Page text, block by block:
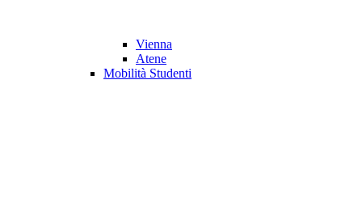
Vienna
Atene
Mobilità Studenti